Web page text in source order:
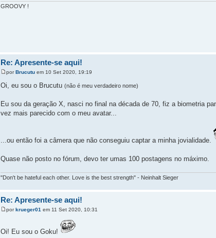
GROOVY !
Re: Apresente-se aqui!
porBrucutuem 10 Set 2020, 19:19
Oi, eu sou o Brucutu (não é meu verdadeiro nome)
Eu sou da geração X, nasci no final na década de 70, fiz a biometria
vez mais parecido com o meu avatar...
...ou então foi a câmera que não conseguiu captar a minha jovialidade.
Quase não posto no fórum, devo ter umas 100 postagens no máximo.
"Don't be hateful each other. Love is the best strength" - Neinhalt Sieger
Re: Apresente-se aqui!
por krueger01em 11 Set 2020, 10:31
Oi! Eu sou o Goku!